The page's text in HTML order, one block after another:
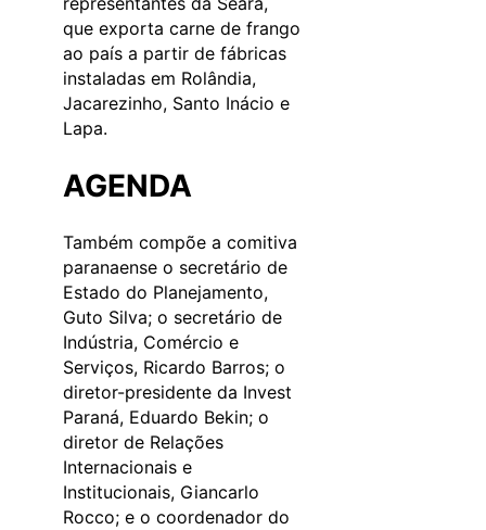
que exporta carne de frango
ao país a partir de fábricas
instaladas em Rolândia,
Jacarezinho, Santo Inácio e
Lapa.
AGENDA
Também compõe a comitiva
paranaense o secretário de
Estado do Planejamento,
Guto Silva; o secretário de
Indústria, Comércio e
Serviços, Ricardo Barros; o
diretor-presidente da Invest
Paraná, Eduardo Bekin; o
diretor de Relações
Internacionais e
Institucionais, Giancarlo
Rocco; e o coordenador do